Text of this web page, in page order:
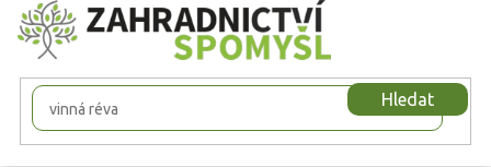
Přejít
na
obsah
Hledat